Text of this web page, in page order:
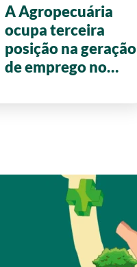
A Agropecuária
ocupa terceira
posição na geração
de emprego no